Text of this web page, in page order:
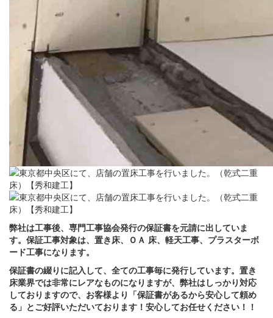
弊社は工事後、専門工事協会発行の保証書を元請に出していま
す。保証工事対象は、置き床、ＯＡ 床、軽天工事、プラスターボ
ード工事になります。
保証書の綴りに記入して、全ての工事毎に発行しています。置き
床業界では非常にレアなものになりますが、弊社はしっかり対応
しておりますので、お客様より「保証書があるから安心して頼め
る」とご好評いただいております！安心してお任せください！！